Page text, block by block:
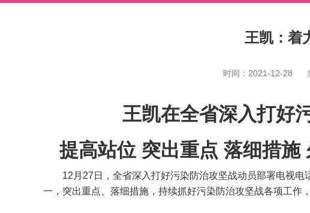
王凯：着
时间：2021-12-28
王凯在全省深入打好
提高站位 突出重点 落细措施
12月27日，全省深入打好污染防治攻坚战动员部署电视电
一，突出重点、落细措施，持续抓好污染防治攻坚战各项工作